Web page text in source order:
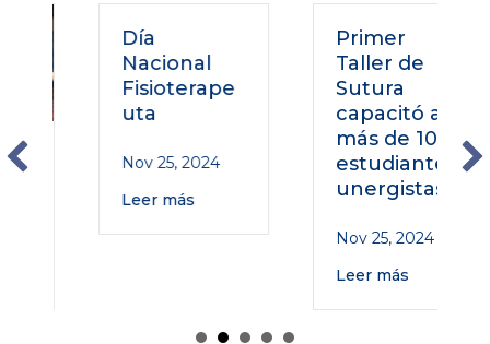
Día
Nacional
Fisioterape
uta
Nov 25, 2024
Leer más
Primer
Taller de
Sutura
capacitó a
más de 100
estudiantes
unergistas
Nov 25, 2024
Leer más